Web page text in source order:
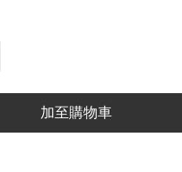
加至購物車